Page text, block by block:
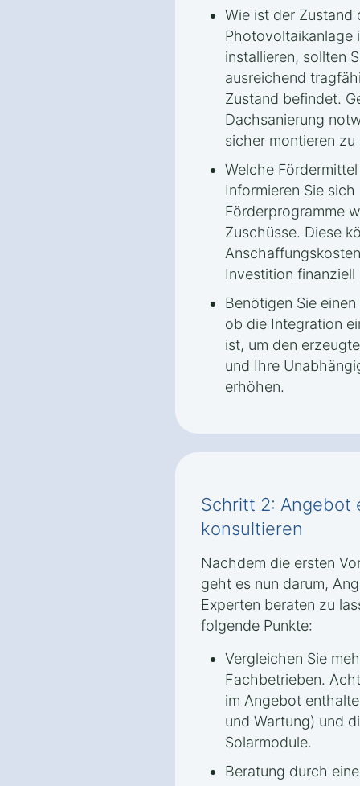
Wie ist der Zustand
Photovoltaikanlage
installieren, sollten
ausreichend
Zustand befindet.
Dachsanierung
sicher montieren zu
Welche
Informieren Sie
Förderprogramme
Zuschüsse. Diese
Investition finanziell
Benötigen Sie
ob die Integration
ist, um den
und Ihre
erhöhen.
Schritt 2: Angebot
konsultieren
Nachdem die ersten
geht es nun darum,
Experten beraten zu
folgende Punkte:
Vergleichen Sie
Fachbetrieben.
im Angebot
und Wartung) und
Solarmodule.
Beratung durch